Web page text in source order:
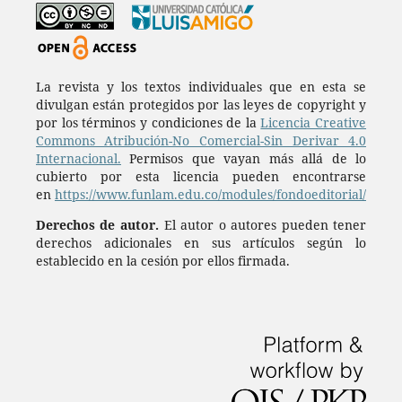
La revista y los textos individuales que en esta se
divulgan están protegidos por las leyes de copyright y
por los términos y condiciones de laLicencia Creative
Commons Atribución-No Comercial-Sin Derivar 4.0
Internacional. Permisos que vayan más allá de lo
cubierto por esta licencia pueden encontrarse
en https://www.funlam.edu.co/modules/fondoeditorial/
Derechos de autor. El autor o autores pueden tener
derechos adicionales en sus artículos según lo
establecido en la cesión por ellos firmada.